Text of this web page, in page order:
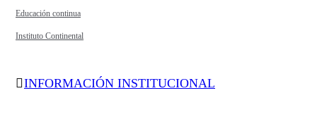
Educación continua
Instituto Continental
INFORMACIÓN INSTITUCIONAL